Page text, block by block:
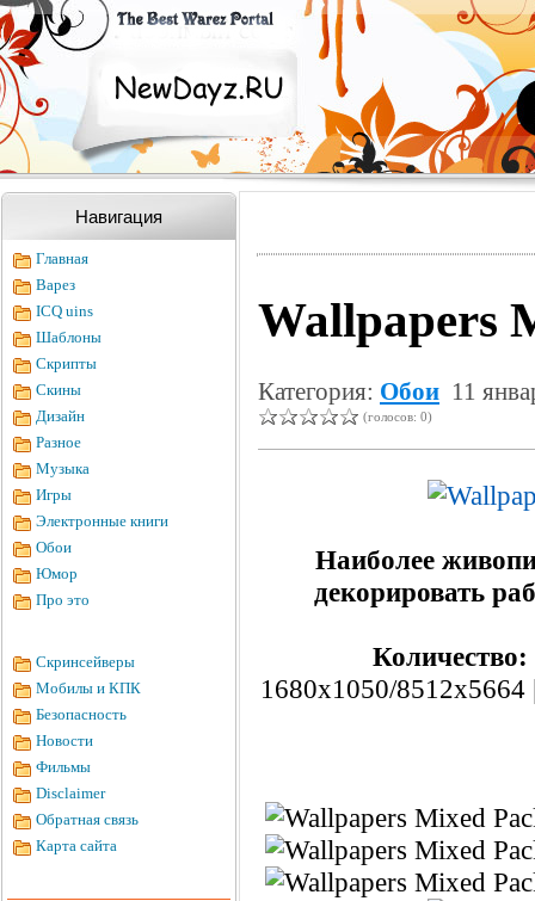
Навигация
Главная
Варез
ICQ uins
Шаблоны
Скрипты
Скины
Дизайн
Разное
Музыка
Игры
Электронные книги
Обои
Юмор
Про это
Скринсейверы
Мобилы и КПК
Безопасность
Новости
Фильмы
Disclaimer
Обратная связь
Карта сайта
Wallpapers
Категория: Обои 11
(голосов: 0)
Наиболее
декорировать
Количество:
1680x1050/